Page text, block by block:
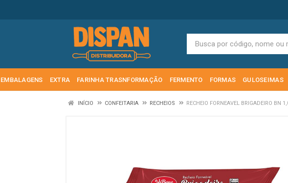
EMBALAGENS EXTRA FARINHA TRASNFORMAÇÃO FERMENTO FORMAS GULOSEIMAS
INÍCIO CONFEITARIA RECHEIOS RECHEIO FORNEAVEL BRIGADEIRO BN